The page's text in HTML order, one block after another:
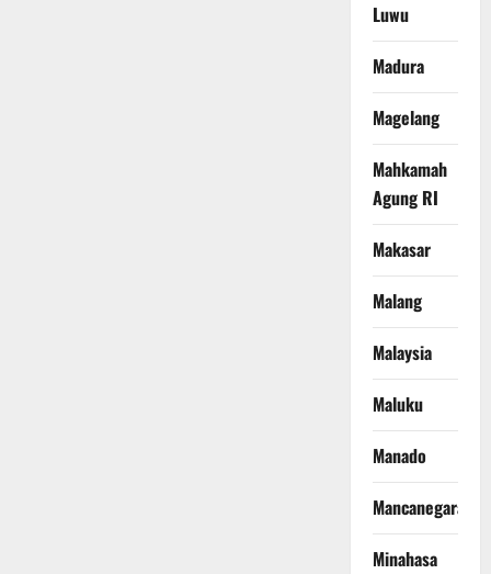
Luwu
Madura
Magelang
Mahkamah
Agung RI
Makasar
Malang
Malaysia
Maluku
Manado
Mancanegara
Minahasa